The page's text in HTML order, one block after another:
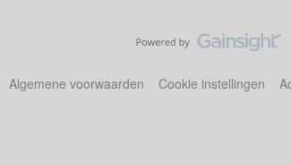
Algemene voorwaarden Cookie instellingen